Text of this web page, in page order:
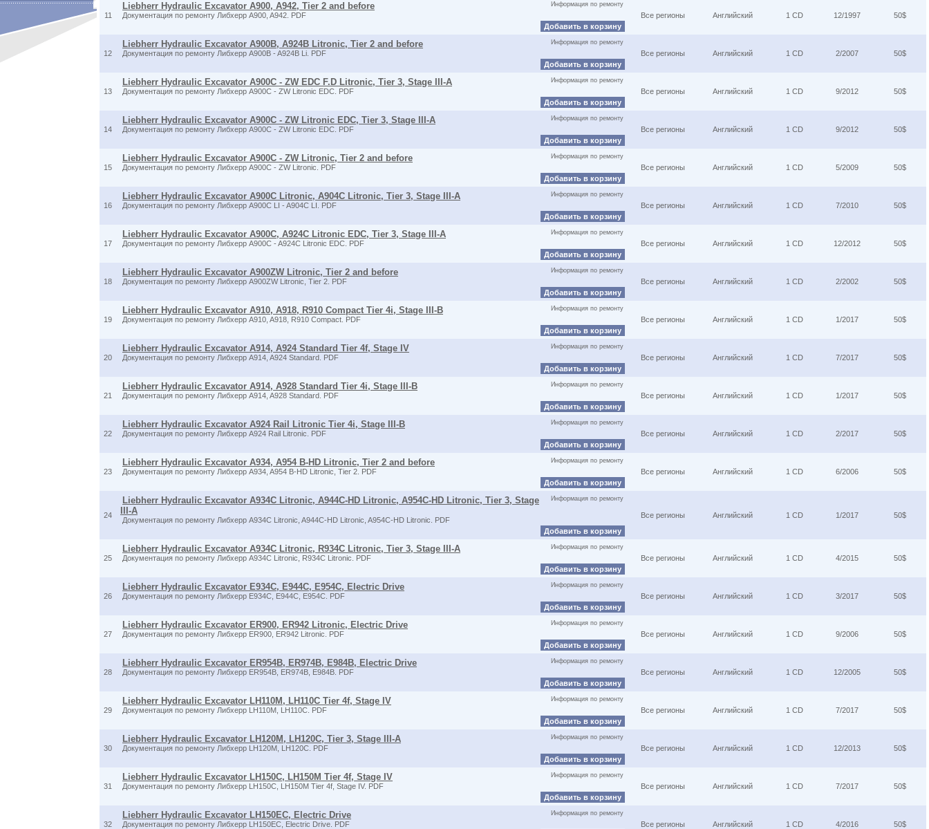
11
Liebherr Hydraulic Excavator A900, A942, Tier 2 and before
Документация по ремонту Либхерр A900, A942. PDF
Информация по ремонту
Добавить в корзину
Все регионы Английский 1 CD 12/1997 50$
12
Liebherr Hydraulic Excavator A900B, A924B Litronic, Tier 2 and before
Документация по ремонту Либхерр A900B - A924B Li. PDF
Информация по ремонту
Добавить в корзину
Все регионы Английский 1 CD 2/2007 50$
13
Liebherr Hydraulic Excavator A900C - ZW EDC F.D Litronic, Tier 3, Stage III-A
Документация по ремонту Либхерр A900C - ZW Litronic EDC. PDF
Информация по ремонту
Добавить в корзину
Все регионы Английский 1 CD 9/2012 50$
14
Liebherr Hydraulic Excavator A900C - ZW Litronic EDC, Tier 3, Stage III-A
Документация по ремонту Либхерр A900C - ZW Litronic EDC. PDF
Информация по ремонту
Добавить в корзину
Все регионы Английский 1 CD 9/2012 50$
15
Liebherr Hydraulic Excavator A900C - ZW Litronic, Tier 2 and before
Документация по ремонту Либхерр A900C - ZW Litronic. PDF
Информация по ремонту
Добавить в корзину
Все регионы Английский 1 CD 5/2009 50$
16
Liebherr Hydraulic Excavator A900C Litronic, A904C Litronic, Tier 3, Stage III-A
Документация по ремонту Либхерр A900C LI - A904C LI. PDF
Информация по ремонту
Добавить в корзину
Все регионы Английский 1 CD 7/2010 50$
17
Liebherr Hydraulic Excavator A900C, A924C Litronic EDC, Tier 3, Stage III-A
Документация по ремонту Либхерр A900C - A924C Litronic EDC. PDF
Информация по ремонту
Добавить в корзину
Все регионы Английский 1 CD 12/2012 50$
18
Liebherr Hydraulic Excavator A900ZW Litronic, Tier 2 and before
Документация по ремонту Либхерр A900ZW Litronic, Tier 2. PDF
Информация по ремонту
Добавить в корзину
Все регионы Английский 1 CD 2/2002 50$
19
Liebherr Hydraulic Excavator A910, A918, R910 Compact Tier 4i, Stage III-B
Документация по ремонту Либхерр A910, A918, R910 Compact. PDF
Информация по ремонту
Добавить в корзину
Все регионы Английский 1 CD 1/2017 50$
20
Liebherr Hydraulic Excavator A914, A924 Standard Tier 4f, Stage IV
Документация по ремонту Либхерр A914, A924 Standard. PDF
Информация по ремонту
Добавить в корзину
Все регионы Английский 1 CD 7/2017 50$
21
Liebherr Hydraulic Excavator A914, A928 Standard Tier 4i, Stage III-B
Документация по ремонту Либхерр A914, A928 Standard. PDF
Информация по ремонту
Добавить в корзину
Все регионы Английский 1 CD 1/2017 50$
22
Liebherr Hydraulic Excavator A924 Rail Litronic Tier 4i, Stage III-B
Документация по ремонту Либхерр A924 Rail Litronic. PDF
Информация по ремонту
Добавить в корзину
Все регионы Английский 1 CD 2/2017 50$
23
Liebherr Hydraulic Excavator A934, A954 B-HD Litronic, Tier 2 and before
Документация по ремонту Либхерр A934, A954 B-HD Litronic, Tier 2. PDF
Информация по ремонту
Добавить в корзину
Все регионы Английский 1 CD 6/2006 50$
24
Liebherr Hydraulic Excavator A934C Litronic, A944C-HD Litronic, A954C-HD Litronic, Tier 3, Stage
III-A
Документация по ремонту Либхерр A934C Litronic, A944C-HD Litronic, A954C-HD Litronic. PDF
Информация по ремонту
Добавить в корзину
Все регионы Английский 1 CD 1/2017 50$
25
Liebherr Hydraulic Excavator A934C Litronic, R934C Litronic, Tier 3, Stage III-A
Документация по ремонту Либхерр A934C Litronic, R934C Litronic. PDF
Информация по ремонту
Добавить в корзину
Все регионы Английский 1 CD 4/2015 50$
26
Liebherr Hydraulic Excavator E934C, E944C, E954C, Electric Drive
Документация по ремонту Либхерр E934C, E944C, E954C. PDF
Информация по ремонту
Добавить в корзину
Все регионы Английский 1 CD 3/2017 50$
27
Liebherr Hydraulic Excavator ER900, ER942 Litronic, Electric Drive
Документация по ремонту Либхерр ER900, ER942 Litronic. PDF
Информация по ремонту
Добавить в корзину
Все регионы Английский 1 CD 9/2006 50$
28
Liebherr Hydraulic Excavator ER954B, ER974B, E984B, Electric Drive
Документация по ремонту Либхерр ER954B, ER974B, E984B. PDF
Информация по ремонту
Добавить в корзину
Все регионы Английский 1 CD 12/2005 50$
29
Liebherr Hydraulic Excavator LH110M, LH110C Tier 4f, Stage IV
Документация по ремонту Либхерр LH110M, LH110C. PDF
Информация по ремонту
Добавить в корзину
Все регионы Английский 1 CD 7/2017 50$
30
Liebherr Hydraulic Excavator LH120M, LH120C, Tier 3, Stage III-A
Документация по ремонту Либхерр LH120M, LH120C. PDF
Информация по ремонту
Добавить в корзину
Все регионы Английский 1 CD 12/2013 50$
31
Liebherr Hydraulic Excavator LH150C, LH150M Tier 4f, Stage IV
Документация по ремонту Либхерр LH150C, LH150M Tier 4f, Stage IV. PDF
Информация по ремонту
Добавить в корзину
Все регионы Английский 1 CD 7/2017 50$
32
Liebherr Hydraulic Excavator LH150EC, Electric Drive
Документация по ремонту Либхерр LH150EC, Electric Drive. PDF
Информация по ремонту
Все регионы Английский 1 CD 4/2016 50$